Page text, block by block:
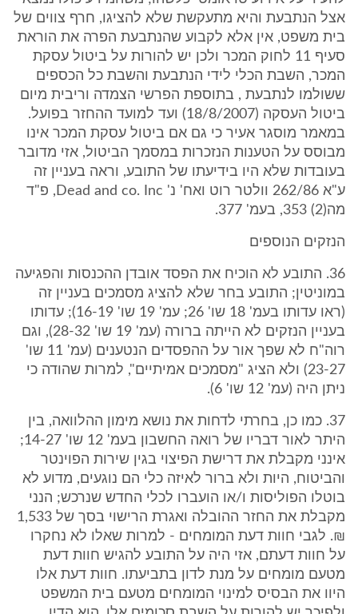
אצל הנתבעת והיא מתעקשת שלא להציגו, חרף צווים של
בית משפט, אין אלא לקבוע שהנתבעת הפרה את הוראת
סעיף 11 לחוק המכר ולכן יש להורות על ביטול עסקת
המכר, השבת הכלי לידי הנתבעת והשבת כל הכספים
ששולמו לנתבעת , בתוספת הפרשי הצמדה וריבית מיום
ביטול העסקה (18/8/2007) ועד למועד ההחזר בפועל.
במאמר מוסגר אעיר כי גם אם ביטול עסקת המכר אינו
מבוסס על הטענות הנזכרות במסמך הביטול, אזי מדובר
בעובדות שלא היו בידיעתו של התובע, וראה בעניין זה
ע"א 262/86 וולטר רוט ואח' נ' Dead and co. Inc, פ"ד
מה(2) 353, בעמ' 377.
הנזקים הנוספים
36. התובע לא הוכיח את הפסד אובדן ההכנסות והפגיעה
במוניטין; התובע בחר שלא להציג מסמכים בעניין זה
(ראו עדותו בעמ' 18 שו' 26; עמ' 19 שו' 16-19); עדותו
בעניין הנזקים לא הייתה ברורה (עמ' 19 שו' 28-32), וגם
רוה"ח לא שפך אור על ההפסדים הנטענים (עמ' 11 שו'
23-27) ולא הציג "מסמכים אמיתיים", למרות שהודה כי
ניתן היה (עמ' 12 שו' 6).
37. כמו כן, בחרתי לדחות את נושא מימון ההלוואה, בין
היתר לאור דבריו של רואה החשבון בעמ' 12 שו' 14-27;
אינני מקבלת את דרישת הפיצוי בגין שירות הפוינטר
והביטוח, היות ולא ברור לאיזה כלי הם נוגעים, מדוע לא
בוטלו הפוליסות ו/או הועברו לכלי החדש שנרכש; הנני
מקבלת את החזר ההובלה ואגרת הרישוי בסך של 1,533
₪. לגבי חוות דעת המומחים - למרות שאלו לא נחקרו
על חוות דעתם, אזי היה על התובע להגיש חוות דעת
מטעם מומחים על מנת לדון בתביעתו. חוות דעת אלו
היוו את הבסיס למינוי המומחים מטעם בית המשפט